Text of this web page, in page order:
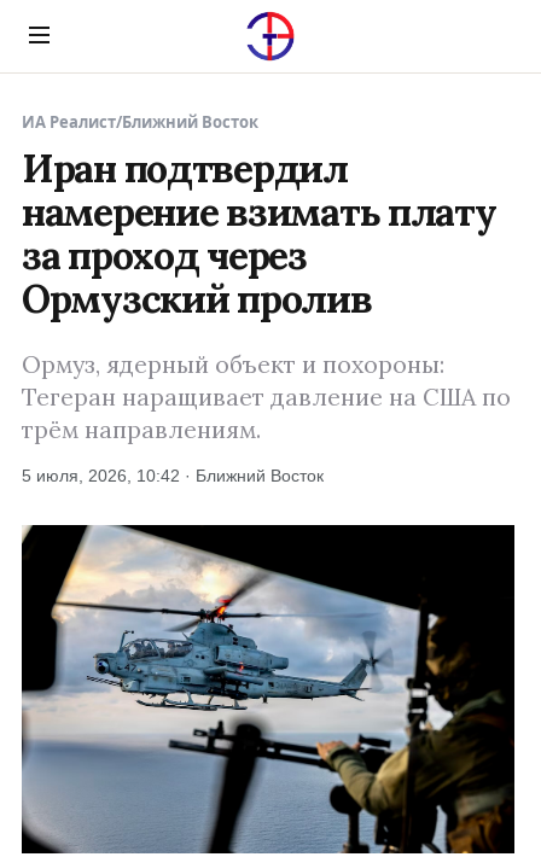
Menu
ИА Реалист/Ближний Восток
Иран подтвердил
намерение взимать плату
за проход через
Ормузский пролив
Ормуз, ядерный объект и похороны:
Тегеран наращивает давление на США по
трём направлениям.
5 июля, 2026, 10:42 · Ближний Восток